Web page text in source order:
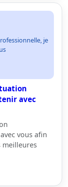
je
avec
vous afin
meilleures